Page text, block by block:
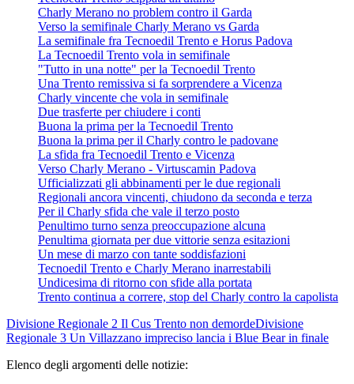
Charly Merano no problem contro il Garda
Verso la semifinale Charly Merano vs Garda
La semifinale fra Tecnoedil Trento e Horus Padova
La Tecnoedil Trento vola in semifinale
"Tutto in una notte" per la Tecnoedil Trento
Una Trento remissiva si fa sorprendere a Vicenza
Charly vincente che vola in semifinale
Due trasferte per chiudere i conti
Buona la prima per la Tecnoedil Trento
Buona la prima per il Charly contro le padovane
La sfida fra Tecnoedil Trento e Vicenza
Verso Charly Merano - Virtuscamin Padova
Ufficializzati gli abbinamenti per le due regionali
Regionali ancora vincenti, chiudono da seconda e terza
Per il Charly sfida che vale il terzo posto
Penultimo turno senza preoccupazione alcuna
Penultima giornata per due vittorie senza esitazioni
Un mese di marzo con tante soddisfazioni
Tecnoedil Trento e Charly Merano inarrestabili
Undicesima di ritorno con sfide alla portata
Trento continua a correre, stop del Charly contro la capolista
Divisione Regionale 2 Il Cus Trento non demordeDivisione
Regionale 3 Un Villazzano impreciso lancia i Blue Bear in finale
Elenco degli argomenti delle notizie: